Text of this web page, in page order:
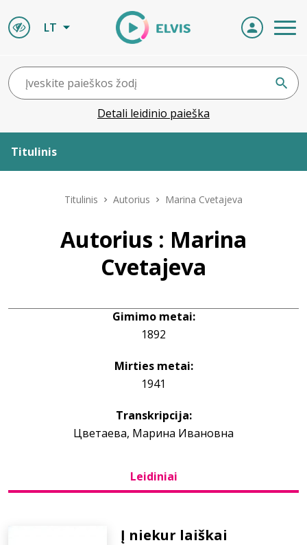
LT
Detali leidinio paieška
Titulinis
Naujienos
+370 667 80 541
Titulinis Autorius Marina Cvetajeva
Autorius : Marina
Cvetajeva
Gimimo metai:
1892
Mirties metai:
1941
Transkripcija:
Цветаева, Марина Ивановна
Leidiniai
Į niekur laiškai